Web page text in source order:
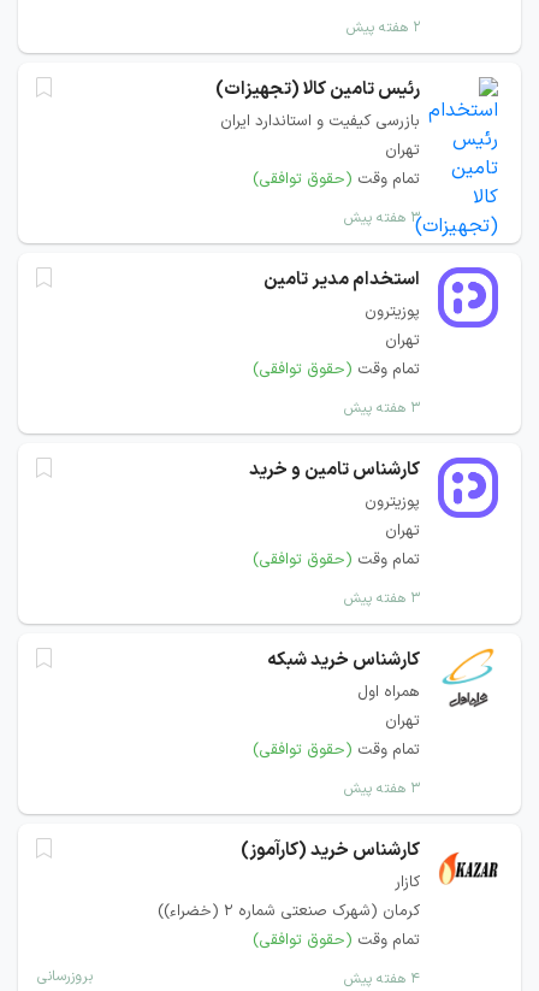
۲ هفته پیش
رئیس تامین کالا (تجهیزات)
بازرسی کیفیت و استاندارد ایران
تهران
تمام وقت (حقوق توافقی)
۳ هفته پیش
استخدام مدیر تامین
پوزیترون
تهران
تمام وقت (حقوق توافقی)
۳ هفته پیش
کارشناس تامین و خرید
پوزیترون
تهران
تمام وقت (حقوق توافقی)
۳ هفته پیش
کارشناس خرید شبکه
همراه اول
تهران
تمام وقت (حقوق توافقی)
۳ هفته پیش
کارشناس خرید (کارآموز)
کازار
کرمان (شهرک صنعتی شماره 2 (خضراء))
تمام وقت (حقوق توافقی)
۴ هفته پیش بروزرسانی